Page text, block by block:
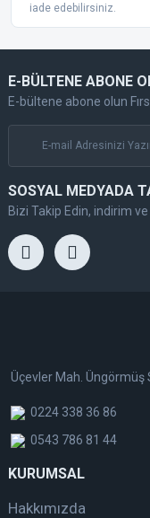
iade edebilirsiniz.
E-BÜLTENE ABONE
E-bültene abone olun
SOSYAL MEDYADA
Bizi Takip Edin, indirim
Üçevler Mah. Üngörmüş
0224 338 36 86
0543 786 81 44
KURUMSAL
Hakkımızda